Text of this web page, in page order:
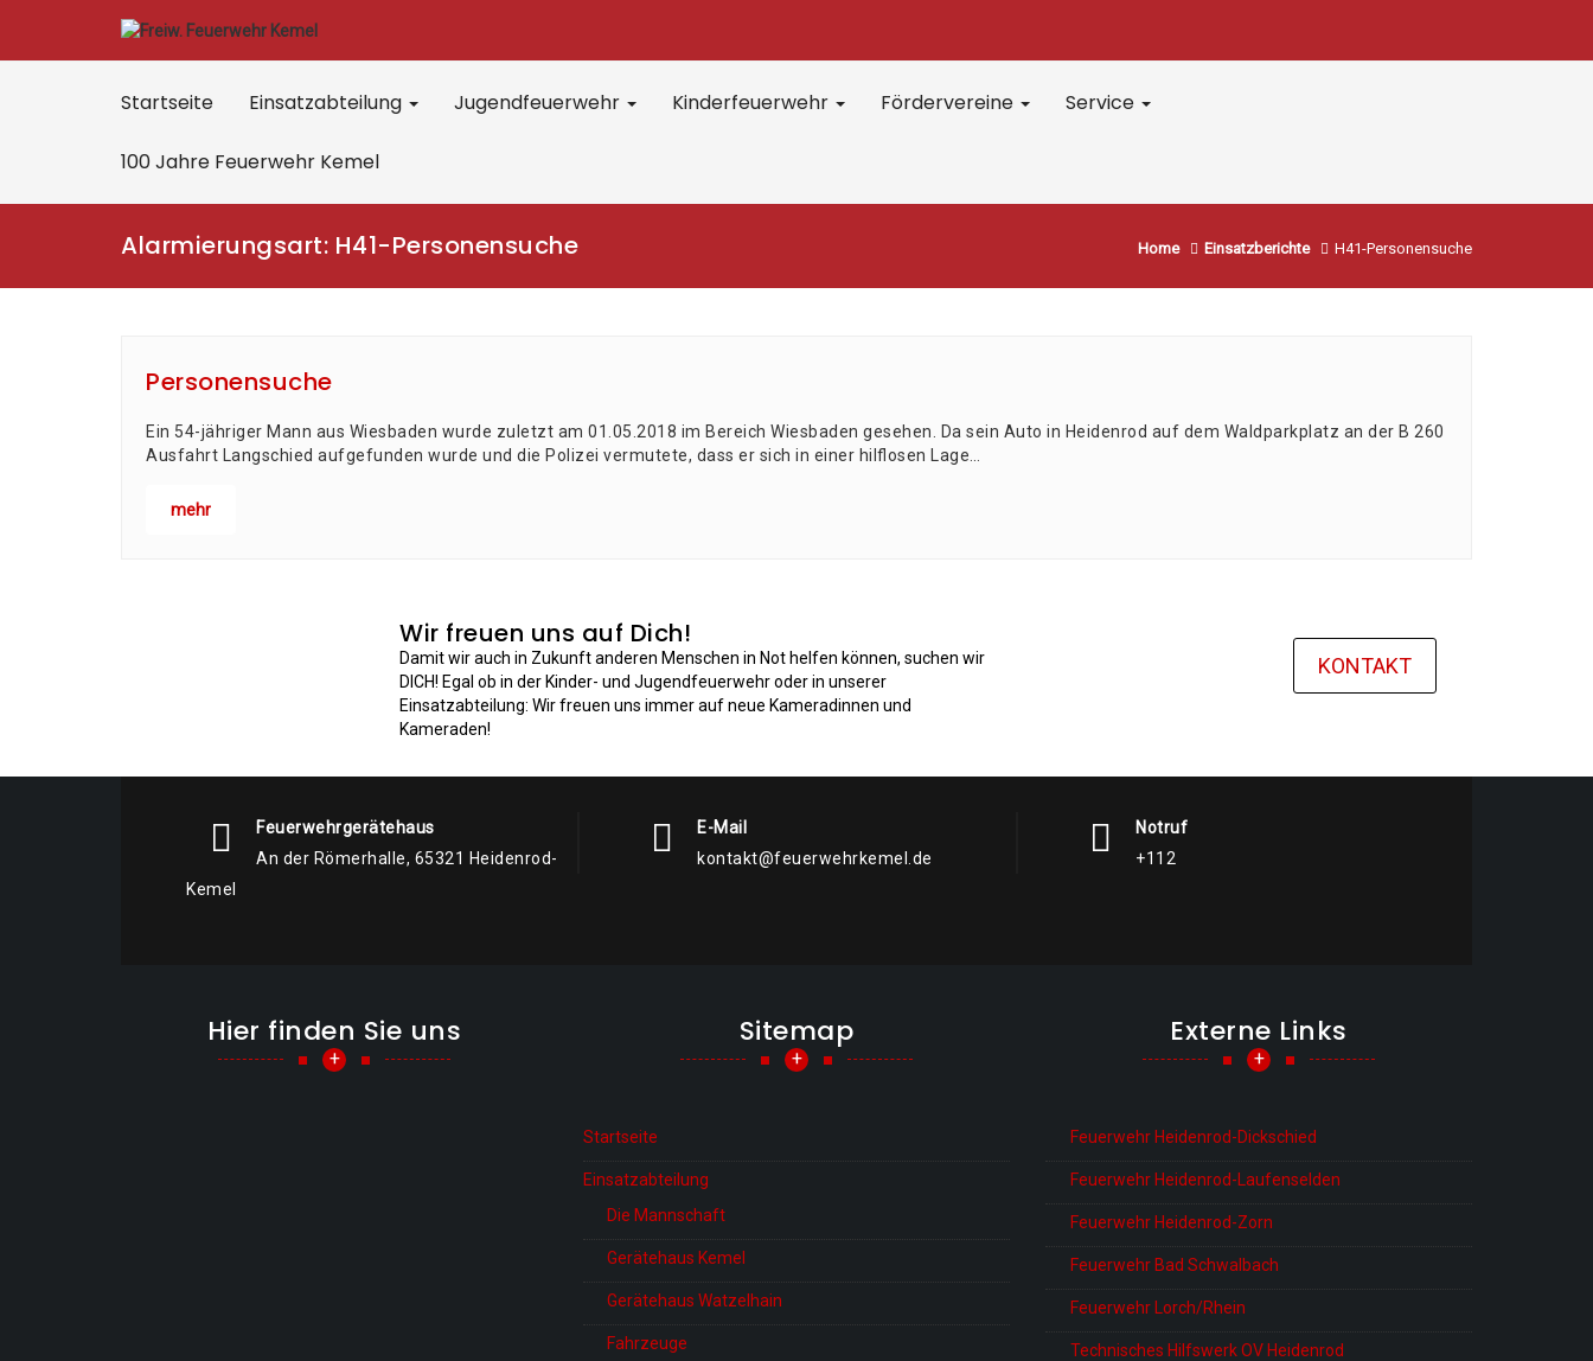
Startseite Einsatzabteilung Jugendfeuerwehr Kinderfeuerwehr Fördervereine Service
100 Jahre Feuerwehr Kemel
Alarmierungsart: H41-Personensuche Home Einsatzberichte H41-Personensuche
Personensuche
Ein 54-jäh­ri­ger Mann aus Wies­ba­den wur­de zuletzt am 01.05.2018 im Bereich Wies­ba­den gese­hen. Da sein Auto in Hei­den­rod auf dem Wald­park­platz an der B 260
Aus­fahrt Lang­schied auf­ge­fun­den wur­de und die Poli­zei ver­mu­te­te, dass er sich in einer hilf­lo­sen Lage…
mehr
Wir freuen uns auf Dich!
Damit wir auch in Zukunft anderen Menschen in Not helfen können, suchen wir
DICH! Egal ob in der Kinder- und Jugendfeuerwehr oder in unserer
Einsatzabteilung: Wir freuen uns immer auf neue Kameradinnen und
Kameraden!
KONTAKT
Feuerwehrgerätehaus
An der Römerhalle, 65321 Heidenrod-
Kemel
E-Mail
kontakt@feuerwehrkemel.de
Notruf
+112
Hier finden Sie uns
+
Sitemap
+
Startseite
Einsatzabteilung
Die Mannschaft
Gerätehaus Kemel
Gerätehaus Watzelhain
Fahrzeuge
Externe Links
+
Feuerwehr Heidenrod-Dickschied
Feuerwehr Heidenrod-Laufenselden
Feuerwehr Heidenrod-Zorn
Feuerwehr Bad Schwalbach
Feuerwehr Lorch/Rhein
Technisches Hilfswerk OV Heidenrod